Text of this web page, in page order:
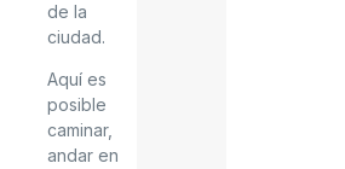
de la
ciudad.
Aquí es
posible
caminar,
andar en